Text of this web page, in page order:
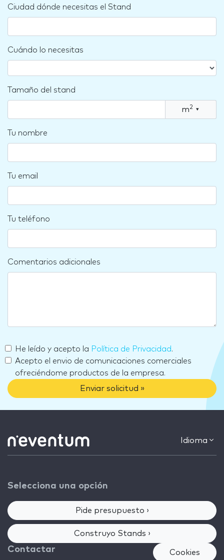
Ciudad dónde necesitas el Stand
Cuándo lo necesitas
Tamaño del stand
m2 ▾
Tu nombre
Tu email
Tu teléfono
Comentarios adicionales
He leído y acepto la Política de Privacidad.
Acepto el envio de comunicaciones comerciales
ofreciéndome productos de la empresa.
Enviar solicitud »
Idioma
Selecciona una opción
Pide presupuesto ›
Construyo Stands ›
Contactar Cookies